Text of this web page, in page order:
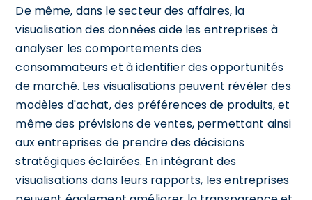
De même, dans le secteur des affaires, la
visualisation des données aide les entreprises à
analyser les comportements des
consommateurs et à identifier des opportunités
de marché. Les visualisations peuvent révéler des
modèles d'achat, des préférences de produits, et
même des prévisions de ventes, permettant ainsi
aux entreprises de prendre des décisions
stratégiques éclairées. En intégrant des
visualisations dans leurs rapports, les entreprises